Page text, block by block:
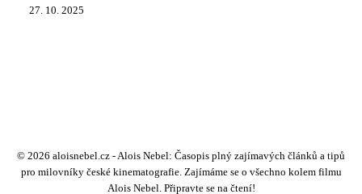
27. 10. 2025
© 2026 aloisnebel.cz - Alois Nebel: Časopis plný zajímavých článků a tipů
pro milovníky české kinematografie. Zajímáme se o všechno kolem filmu
Alois Nebel. Připravte se na čtení!